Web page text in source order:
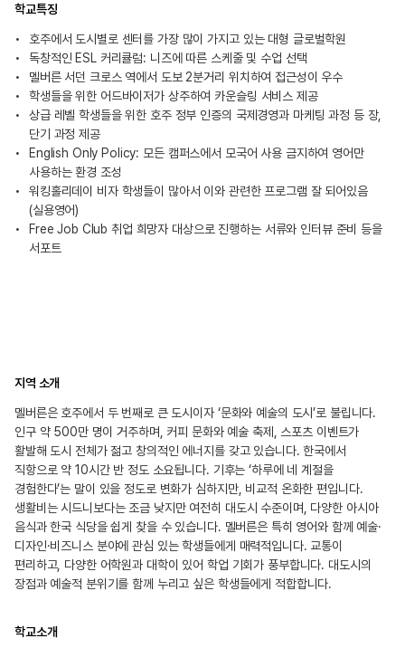
학교특징
호주에서 도시별로 센터를 가장 많이 가지고 있는 대형 글로벌학원
독창적인 ESL 커리큘럼: 니즈에 따른 스케줄 및 수업 선택
멜버른 서던 크로스 역에서 도보 2분거리 위치하여 접근성이 우수
학생들을 위한 어드바이저가 상주하여 카운슬링 서비스 제공
상급 레벨 학생들을 위한 호주 정부 인증의 국제경영과 마케팅 과정 등 장,
단기 과정 제공
English Only Policy: 모든 캠퍼스에서 모국어 사용 금지하여 영어만
사용하는 환경 조성
워킹홀리데이 비자 학생들이 많아서 이와 관련한 프로그램 잘 되어있음
(실용영어)
Free Job Club 취업 희망자 대상으로 진행하는 서류와 인터뷰 준비 등을
서포트
지역 소개
멜버른은 호주에서 두 번째로 큰 도시이자 ‘문화와 예술의 도시’로 불립니다.
인구 약 500만 명이 거주하며, 커피 문화와 예술 축제, 스포츠 이벤트가
활발해 도시 전체가 젊고 창의적인 에너지를 갖고 있습니다. 한국에서
직항으로 약 10시간 반 정도 소요됩니다. 기후는 ‘하루에 네 계절을
경험한다’는 말이 있을 정도로 변화가 심하지만, 비교적 온화한 편입니다.
생활비는 시드니보다는 조금 낮지만 여전히 대도시 수준이며, 다양한 아시아
음식과 한국 식당을 쉽게 찾을 수 있습니다. 멜버른은 특히 영어와 함께 예술·
디자인·비즈니스 분야에 관심 있는 학생들에게 매력적입니다. 교통이
편리하고, 다양한 어학원과 대학이 있어 학업 기회가 풍부합니다. 대도시의
장점과 예술적 분위기를 함께 누리고 싶은 학생들에게 적합합니다.
학교소개